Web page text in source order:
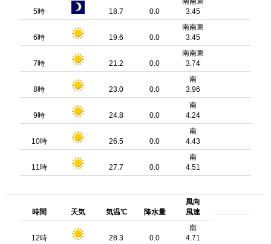
5時 18.7 0.0
3.45
6時 19.6 0.0
南南東
3.45
7時 21.2 0.0
南南東
3.74
8時 23.0 0.0
南
3.96
9時 24.8 0.0
南
4.24
10時 26.5 0.0
南
4.43
11時 27.7 0.0
南
4.51
時間 天気 気温℃ 降水量
風向
風速
12時 28.3 0.0
南
4.71